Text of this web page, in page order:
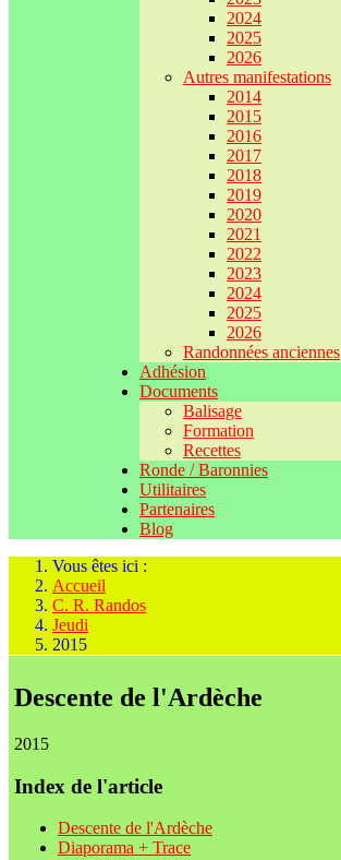
2024
2025
2026
Autres manifestations
2014
2015
2016
2017
2018
2019
2020
2021
2022
2023
2024
2025
2026
Randonnées anciennes
Adhésion
Documents
Balisage
Formation
Recettes
Ronde / Baronnies
Utilitaires
Partenaires
Blog
Vous êtes ici :
Accueil
C. R. Randos
Jeudi
2015
Descente de l'Ardèche
2015
Index de l'article
Descente de l'Ardèche
Diaporama + Trace